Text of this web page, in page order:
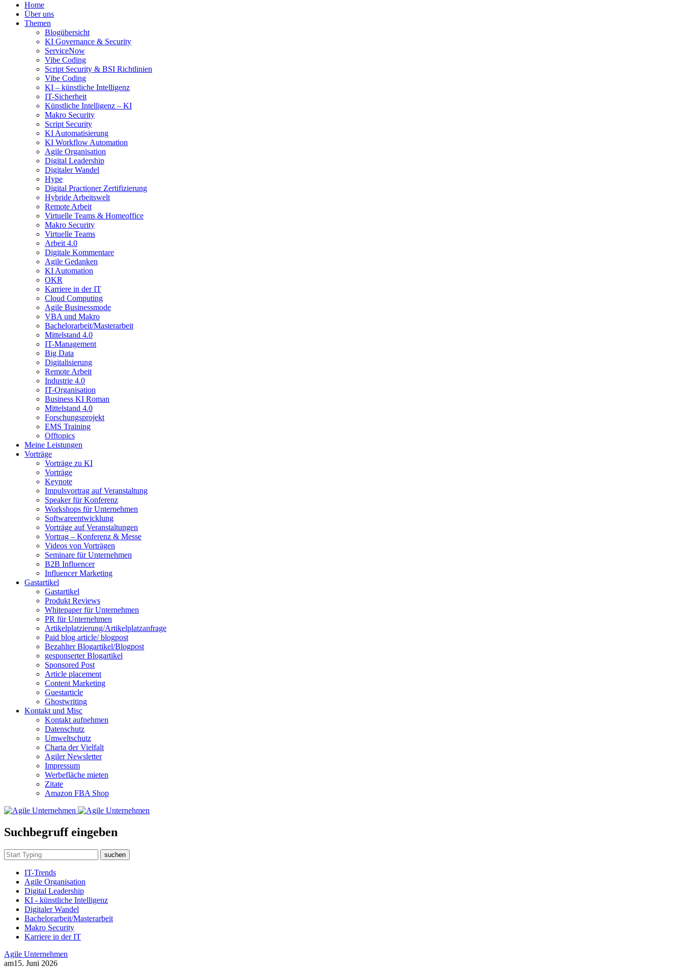
Home
Über uns
Themen
Blogübersicht
KI Governance & Security
ServiceNow
Vibe Coding
Script Security & BSI Richtlinien
Vibe Coding
KI – künstliche Intelligenz
IT-Sicherheit
Künstliche Intelligenz – KI
Makro Security
Script Security
KI Automatisierung
KI Workflow Automation
Agile Organisation
Digital Leadership
Digitaler Wandel
Hype
Digital Practioner Zertifizierung
Hybride Arbeitswelt
Remote Arbeit
Virtuelle Teams & Homeoffice
Makro Security
Virtuelle Teams
Arbeit 4.0
Digitale Kommentare
Agile Gedanken
KI Automation
OKR
Karriere in der IT
Cloud Computing
Agile Businessmode
VBA und Makro
Bachelorarbeit/Masterarbeit
Mittelstand 4.0
IT-Management
Big Data
Digitalisierung
Remote Arbeit
Industrie 4.0
IT-Organisation
Business KI Roman
Mittelstand 4.0
Forschungsprojekt
EMS Training
Offtopics
Meine Leistungen
Vorträge
Vorträge zu KI
Vorträge
Keynote
Impulsvortrag auf Veranstaltung
Speaker für Konferenz
Workshops für Unternehmen
Softwareentwicklung
Vorträge auf Veranstaltungen
Vortrag – Konferenz & Messe
Videos von Vorträgen
Seminare für Unternehmen
B2B Influencer
Influencer Marketing
Gastartikel
Gastartikel
Produkt Reviews
Whitepaper für Unternehmen
PR für Unternehmen
Artikelplatzierung/Artikelplatzanfrage
Paid blog article/ blogpost
Bezahlter Blogartikel/Blogpost
gesponserter Blogartikel
Sponsored Post
Article placement
Content Marketing
Guestarticle
Ghostwriting
Kontakt und Misc
Kontakt aufnehmen
Datenschutz
Umweltschutz
Charta der Vielfalt
Agiler Newsletter
Impressum
Werbefläche mieten
Zitate
Amazon FBA Shop
Suchbegruff eingeben
suchen
IT-Trends
Agile Organisation
Digital Leadership
KI - künstliche Intelligenz
Digitaler Wandel
Bachelorarbeit/Masterarbeit
Makro Security
Karriere in der IT
Agile Unternehmen
am15. Juni 2026